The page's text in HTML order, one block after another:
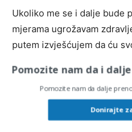
Ukoliko me se i dalje bude
mjerama ugrožavam
putem izvješćujem da ću
domaćim, onda sigurno na
Sa štovanjem,
Ime i prezime roditelja:
Pomozite nam da i
Pomozite nam da dalje
Donirajte